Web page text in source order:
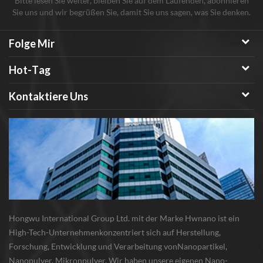
Kohlenstoffnanoröhren.
um, 99%, 95%, 92%, 90%
mehrwandiges
Kohlenstoffnanoröhrchen
(mwcnt) , d 3 0 - 60 nm, 1 - 2 um,
99%, 95%, 92%, 90%
mehrwandiges
Sie uns und wir begrüßen Sie, damit Sie uns sagen, was Sie denken.
Folge Mir
Hot-Tag
Kontaktiere Uns
Hongwu International Group Ltd. mit der Marke Hwnano ist ein
High-Tech-Unternehmenkonzentriert sich auf Herstellung,
Forschung, Entwicklung und Verarbeitung vonNanopartikel,
Nanopulver, Mikronpulver. Wir haben unsere eigenen Nano-